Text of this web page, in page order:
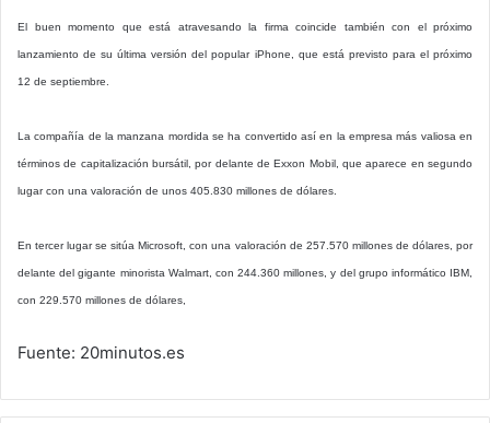
El buen momento que está atravesando la firma coincide también con el próximo
lanzamiento de su última versión del popular iPhone, que está previsto para el próximo
12 de septiembre.
La compañía de la manzana mordida se ha convertido así en la empresa más valiosa en
términos de capitalización bursátil, por delante de Exxon Mobil, que aparece en segundo
lugar con una valoración de unos 405.830 millones de dólares.
En tercer lugar se sitúa Microsoft, con una valoración de 257.570 millones de dólares, por
delante del gigante minorista Walmart, con 244.360 millones, y del grupo informático IBM,
con 229.570 millones de dólares,
Fuente: 20minutos.es